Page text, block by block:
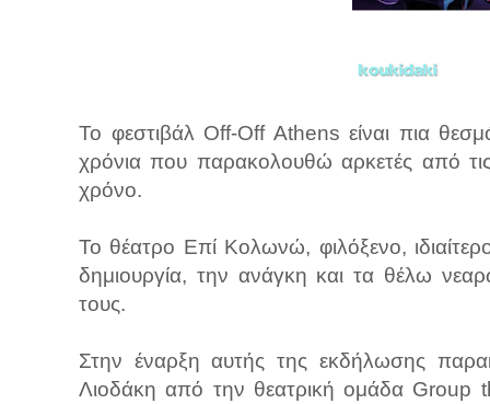
Το φεστιβάλ Off-Off Athens είναι πια
χρόνια που παρακολουθώ αρκετές από
χρόνο.
Το θέατρο Επί Κολωνώ, φιλόξενο,
δημιουργία, την ανάγκη και τα θέλω
τους.
Στην έναρξη αυτής της εκδήλωσης
Λιοδάκη από την θεατρική ομάδα Group